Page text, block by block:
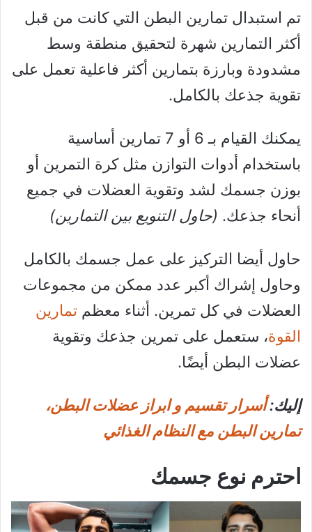
تم استبدال تمارين البطن التي كانت من قبل
أكثر التمارين شهرة لتحقيق منطقة وسط
مشدودة وبارزة بتمارين أكثر فاعلية تعمل على
تقوية جذعك بالكامل.
يمكنك القيام بـ 6 أو 7 تمارين أساسية
باستخدام أدوات التوازن مثل كرة التمرين أو
بوزن جسمك لشد وتقوية العضلات في جميع
أنحاء جذعك. (حاول التنويع بين التمارين)
حاول أيضا التركيز على عمل جسمك بالكامل
وحاول إشراك أكبر عدد ممكن من مجموعات
العضلات في كل تمرين. أثناء معظم تمارين
القوة، ستعمل على تمرين جذعك وتقوية
عضلات البطن أيضًا.
إليك:أسرار تقسيم و ابراز عضلات البطن،
تمارين البطن مع النظام الغذائي
احترم نوع جسمك